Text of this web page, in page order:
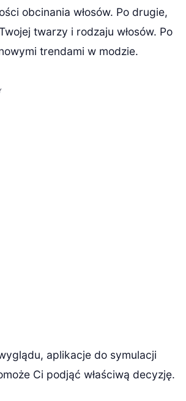
obcinania włosów. Po drugie,
twarzy i rodzaju włosów. Po
trendami w modzie.
aplikacje do symulacji
Ci podjąć właściwą decyzję.